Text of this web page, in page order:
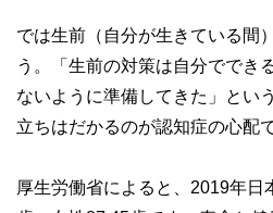
では生前（自分が生きている間
う。「生前の対策は自分ででき
ないように準備してきた」とい
立ちはだかるのが認知症の心配
厚生労働省によると、2019年日